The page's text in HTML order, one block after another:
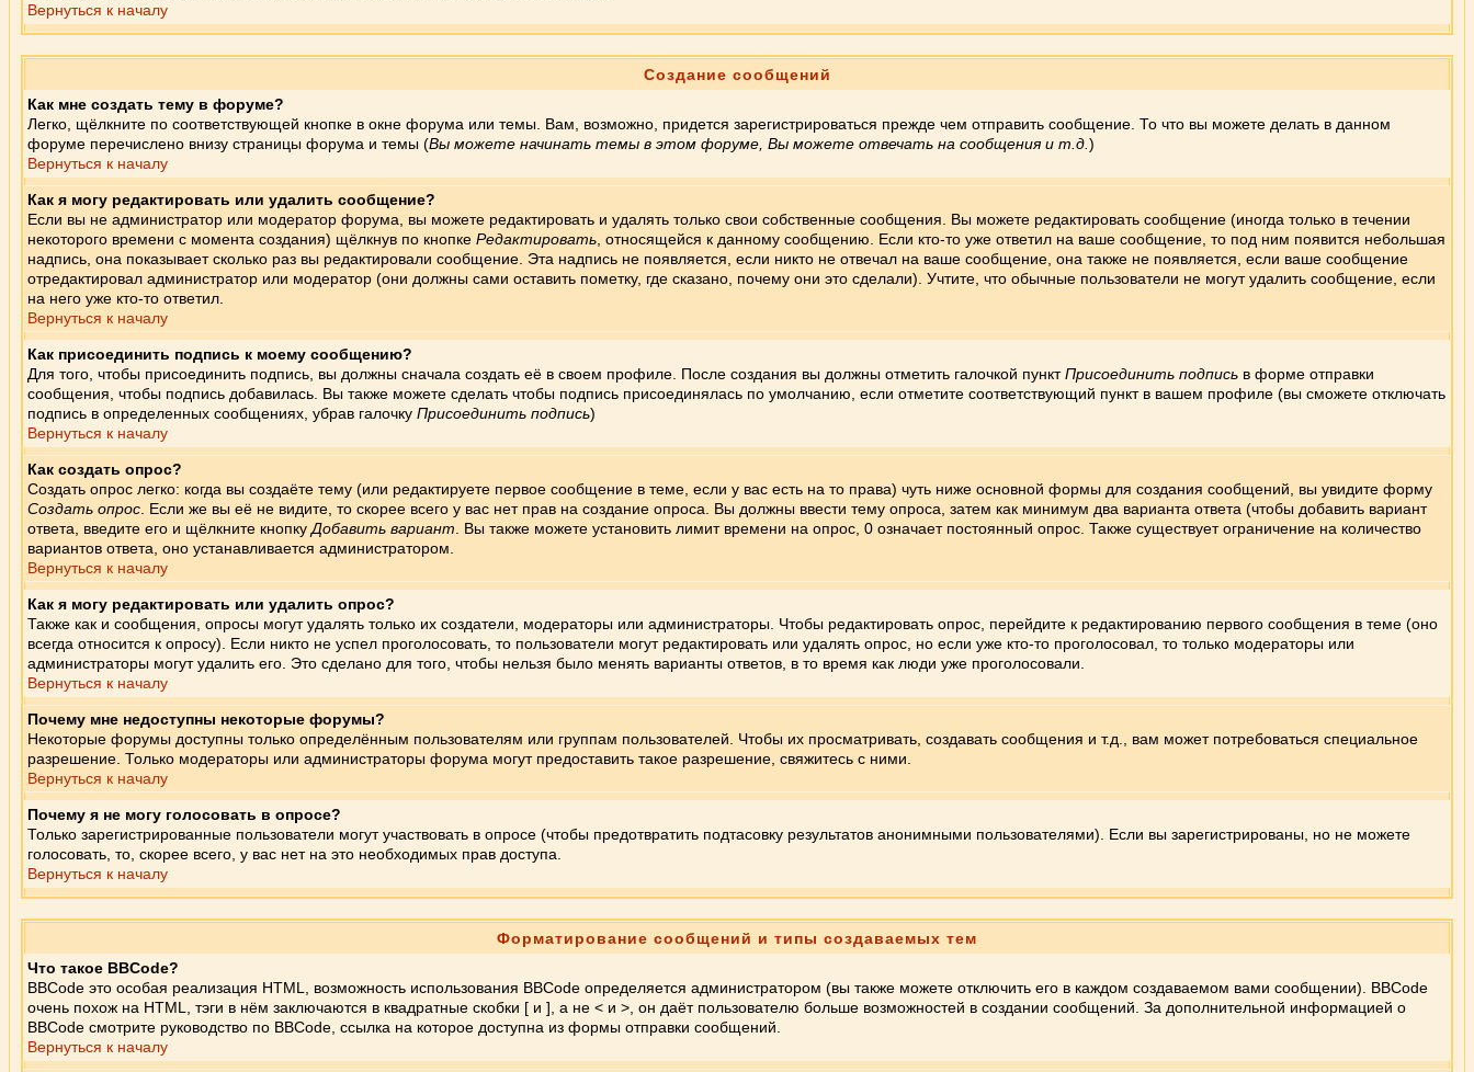
Вернуться к началу
Создание сообщений
Как мне создать тему в форуме?
Легко, щёлкните по соответствующей кнопке в окне форума или темы. Вам, возможно, придется зарегистрироваться прежде чем отправить сообщение. То что вы можете делать в данном
форуме перечислено внизу страницы форума и темы (Вы можете начинать темы в этом форуме, Вы можете отвечать на сообщения и т.д. )
Вернуться к началу
Как я могу редактировать или удалить сообщение?
Если вы не администратор или модератор форума, вы можете редактировать и удалять только свои собственные сообщения. Вы можете редактировать сообщение (иногда только в течении
некоторого времени с момента создания) щёлкнув по кнопке Редактировать , относящейся к данному сообщению. Если кто-то уже ответил на ваше сообщение, то под ним появится небольшая
надпись, она показывает сколько раз вы редактировали сообщение. Эта надпись не появляется, если никто не отвечал на ваше сообщение, она также не появляется, если ваше сообщение
отредактировал администратор или модератор (они должны сами оставить пометку, где сказано, почему они это сделали). Учтите, что обычные пользователи не могут удалить сообщение, если
на него уже кто-то ответил.
Вернуться к началу
Как присоединить подпись к моему сообщению?
Для того, чтобы присоединить подпись, вы должны сначала создать её в своем профиле. После создания вы должны отметить галочкой пунктПрисоединить подпись в форме отправки
сообщения, чтобы подпись добавилась. Вы также можете сделать чтобы подпись присоединялась по умолчанию, если отметите соответствующий пункт в вашем профиле (вы сможете отключать
подпись в определенных сообщениях, убрав галочку Присоединить подпись)
Вернуться к началу
Как создать опрос?
Создать опрос легко: когда вы создаёте тему (или редактируете первое сообщение в теме, если у вас есть на то права) чуть ниже основной формы для создания сообщений, вы увидите форму
Создать опрос . Если же вы её не видите, то скорее всего у вас нет прав на создание опроса. Вы должны ввести тему опроса, затем как минимум два варианта ответа (чтобы добавить вариант
ответа, введите его и щёлкните кнопку Добавить вариант . Вы также можете установить лимит времени на опрос, 0 означает постоянный опрос. Также существует ограничение на количество
вариантов ответа, оно устанавливается администратором.
Вернуться к началу
Как я могу редактировать или удалить опрос?
Также как и сообщения, опросы могут удалять только их создатели, модераторы или администраторы. Чтобы редактировать опрос, перейдите к редактированию первого сообщения в теме (оно
всегда относится к опросу). Если никто не успел проголосовать, то пользователи могут редактировать или удалять опрос, но если уже кто-то проголосовал, то только модераторы или
администраторы могут удалить его. Это сделано для того, чтобы нельзя было менять варианты ответов, в то время как люди уже проголосовали.
Вернуться к началу
Почему мне недоступны некоторые форумы?
Некоторые форумы доступны только определённым пользователям или группам пользователей. Чтобы их просматривать, создавать сообщения и т.д., вам может потребоваться специальное
разрешение. Только модераторы или администраторы форума могут предоставить такое разрешение, свяжитесь с ними.
Вернуться к началу
Почему я не могу голосовать в опросе?
Только зарегистрированные пользователи могут участвовать в опросе (чтобы предотвратить подтасовку результатов анонимными пользователями). Если вы зарегистрированы, но не можете
голосовать, то, скорее всего, у вас нет на это необходимых прав доступа.
Вернуться к началу
Форматирование сообщений и типы создаваемых тем
Что такое BBCode?
BBCode это особая реализация HTML, возможность использования BBCode определяется администратором (вы также можете отключить его в каждом создаваемом вами сообщении). BBCode
очень похож на HTML, тэги в нём заключаются в квадратные скобки [ и ], а не < и >, он даёт пользователю больше возможностей в создании сообщений. За дополнительной информацией о
BBCode смотрите руководство по BBCode, ссылка на которое доступна из формы отправки сообщений.
Вернуться к началу